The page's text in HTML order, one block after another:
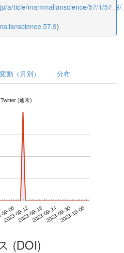
article/mammalianscience/57/1/57_9/
)
変動（月別） 分布
Twitter (通常)
06
2023-09-122023-09-182023-09-242023-09-302023-10-06
(DOI)